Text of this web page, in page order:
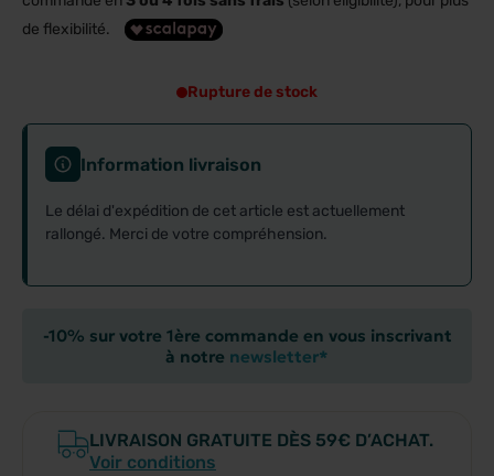
de flexibilité.
Rupture de stock
Information livraison
Le délai d'expédition de cet article est actuellement
rallongé. Merci de votre compréhension.
-10% sur votre 1ère commande en vous inscrivant
à notre newsletter*
LIVRAISON GRATUITE DÈS 59€ D’ACHAT.
Voir conditions